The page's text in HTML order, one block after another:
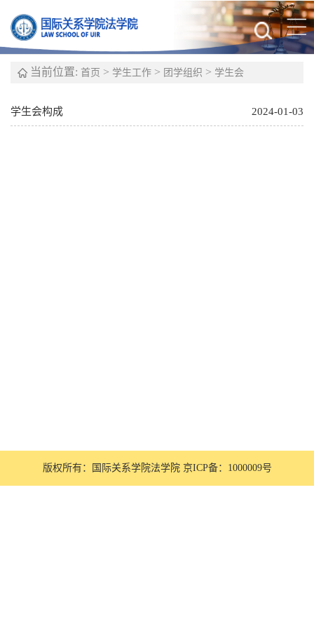
当前位置: 首页 > 学生工作 > 团学组织 > 学生会
2024-01-03
学生会构成
版权所有：国际关系学院法学院 京ICP备：1000009号